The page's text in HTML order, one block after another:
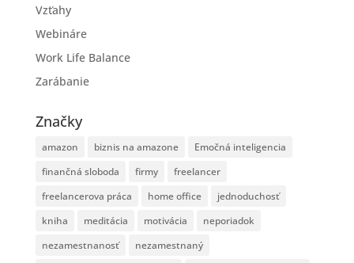
Vzťahy
Webináre
Work Life Balance
Zarábanie
Značky
amazon biznis na amazone
Emočná inteligencia
finančná sloboda
firmy
freelancer
freelancerova práca
home office
jednoduchosť
kniha
meditácia motivácia
neporiadok
nezamestnanosť
nezamestnaný